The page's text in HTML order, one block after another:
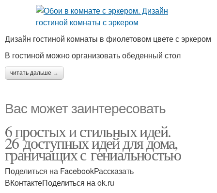
Дизайн гостиной комнаты в фиолетовом цвете с эркером
В гостиной можно организовать обеденный стол
читать дальше →
Вас может заинтересовать
6 простых и стильных идей.
26 доступных идей для дома,
граничащих с гениальностью
Поделиться на FacebookРассказать
ВКонтактеПоделиться на ok.ru